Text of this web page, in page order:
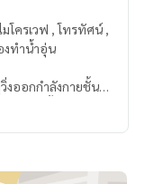
โครเวฟ , โทรทัศน์ ,
า , เครื่องทำน้ำอุ่น
งออกกำลังกายชั้น ,
ะล็อบบี้บริเวณโถง